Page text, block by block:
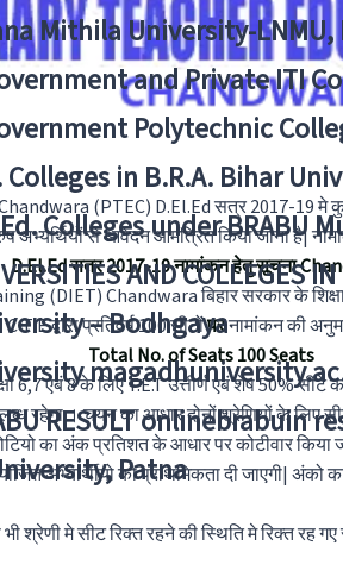
Mithila University-LNMU,
and Private ITI
Polytechnic
Colleges in B.R.A. Bihar
Colleges under BRABU
AND COLLEGES
– Bodhgaya
RESULT onlinebrabuin
Patna
(PTEC) D.El.Ed सत्र 2017-19 मे
से आवेदन आमंत्रित किया जाना है|
D.El.Ed सत्र 2017-19 नामांकन हेतु सूचना
Chandwara बिहार सरकार के शिक्षा
T E द्वारा प्रतिवर्ष 100 सीटोंपरनामांकन की
Total No. of Seats 100 Seats
एबं 8 के लिए T.E.T उत्तीर्ण एबं शेष 50% सीटे
रहेगा । चयन का आधार दोनों श्रेणियों के लिए
का अंक प्रतिशत के आधार पर कोटीवार किया
अभ्यार्थीयो को प्राथमिकता दी जाएगी|
भी श्रेणी मे सीट रिक्त रहने की स्थिति मे रिक्त रह